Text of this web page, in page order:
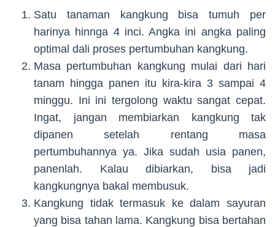
Satu tanaman kangkung bisa tumuh per
harinya hinnga 4 inci. Angka ini angka paling
optimal dali proses pertumbuhan kangkung.
Masa pertumbuhan kangkung mulai dari hari
tanam hingga panen itu kira-kira 3 sampai 4
minggu. Ini ini tergolong waktu sangat cepat.
Ingat, jangan membiarkan kangkung tak
dipanen setelah rentang masa
pertumbuhannya ya. Jika sudah usia panen,
panenlah. Kalau dibiarkan, bisa jadi
kangkungnya bakal membusuk.
Kangkung tidak termasuk ke dalam sayuran
yang bisa tahan lama. Kangkung bisa bertahan